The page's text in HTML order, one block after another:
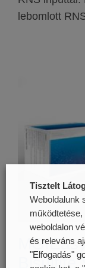
lebomlott
Tisztelt
Weboldalunk
weboldalon
és releváns
"Elfogadás"